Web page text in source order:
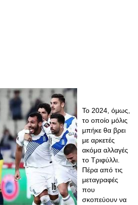
Το 2024, όμως,
το οποίο μόλις
μπήκε θα βρει
με αρκετές
ακόμα αλλαγές
το Τριφύλλι.
Πέρα από τις
μεταγραφές
που
σκοπεύουν να